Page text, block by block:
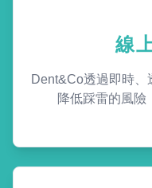
線
Dent&Co透過即時、
降低踩雷的風險